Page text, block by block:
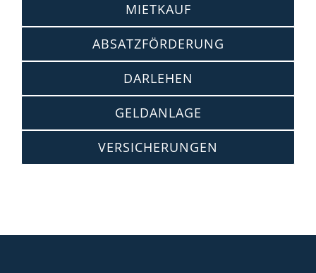
MIETKAUF
ABSATZFÖRDERUNG
DARLEHEN
GELDANLAGE
VERSICHERUNGEN